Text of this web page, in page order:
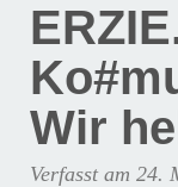
Wir
Verfasst am 24.